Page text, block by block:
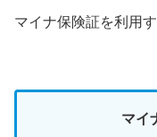
マイナ保険証を利用
マイ